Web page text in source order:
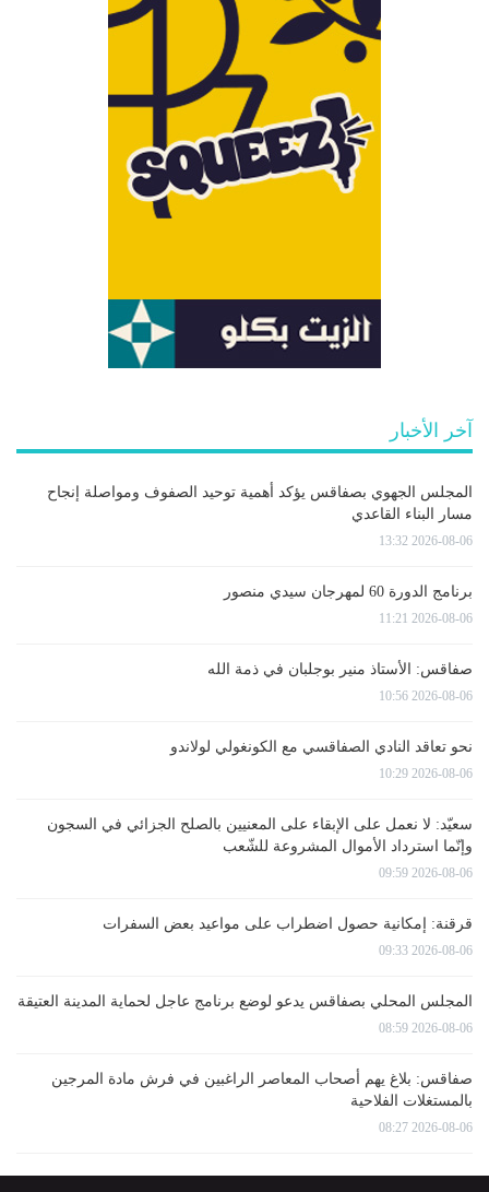
آخر الأخبار
المجلس الجهوي بصفاقس يؤكد أهمية توحيد الصفوف ومواصلة إنجاح
مسار البناء القاعدي
2026-08-06 13:32
برنامج الدورة 60 لمهرجان سيدي منصور
2026-08-06 11:21
صفاقس: الأستاذ منير بوجلبان في ذمة الله
2026-08-06 10:56
نحو تعاقد النادي الصفاقسي مع الكونغولي لولاندو
2026-08-06 10:29
سعيّد: لا نعمل على الإبقاء على المعنيين بالصلح الجزائي في السجون
وإنّما استرداد الأموال المشروعة للشّعب
2026-08-06 09:59
قرقنة: إمكانية حصول اضطراب على مواعيد بعض السفرات
2026-08-06 09:33
المجلس المحلي بصفاقس يدعو لوضع برنامج عاجل لحماية المدينة العتيقة
2026-08-06 08:59
صفاقس: بلاغ يهم أصحاب المعاصر الراغبين في فرش مادة المرجين
بالمستغلات الفلاحية
2026-08-06 08:27